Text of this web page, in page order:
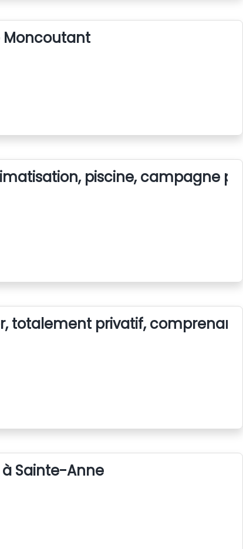
Moncoutant
piscine, campagne
totalement privatif,
Sainte-Anne